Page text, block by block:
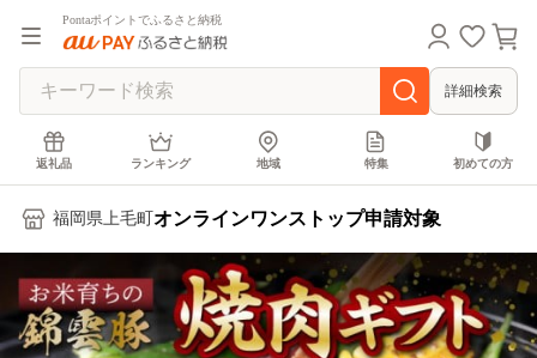
Pontaポイントでふるさと納税
詳細検索
返礼品 ランキング 地域 特集 初めての方
福岡県上毛町 オンラインワンストップ申請対象